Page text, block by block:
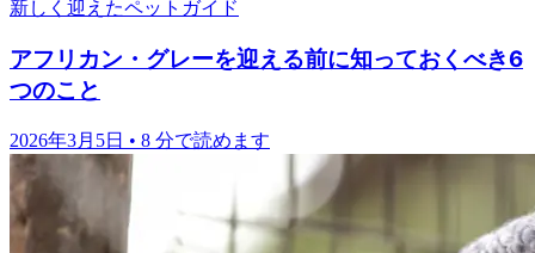
新しく迎えたペットガイド
アフリカン・グレーを迎える前に知っておくべき6
つのこと
2026年3月5日 • 8 分で読めます